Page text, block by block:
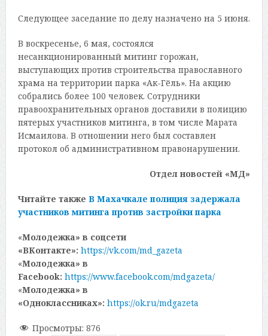
Следующее заседание по делу назначено на 5 июня.
В воскресенье, 6 мая, состоялся
несанкционированный митинг горожан,
выступающих против строительства православного
храма на территории парка «Ак-Гёль». На акцию
собрались более 100 человек. Сотрудники
правоохранительных органов доставили в полицию
пятерых участников митинга, в том числе Марата
Исмаилова. В отношении него был составлен
протокол об административном правонарушении.
Отдел новостей «МД»
Читайте также В Махачкале полиция задержала
участников митинга против застройки парка
«Молодежка» в соцсети
«ВКонтакте»: https://vk.com/md_gazeta
«Молодежка» в
Facebook: https://www.facebook.com/mdgazeta/
«Молодежка» в
«Одноклассниках»: https://ok.ru/mdgazeta
Просмотры: 876